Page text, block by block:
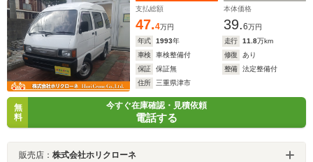
支払総額
47.4万円
本体価格
39.6万円
年式
1993年 走行 11.8万km
車検
車検整備付 修復
あり
保証
保証無 整備
法定整備付
住所
三重県津市
無
料
今すぐ在庫確認・見積依頼
電話する
販売店： 株式会社ホリクローネ